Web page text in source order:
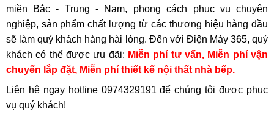
miền Bắc - Trung - Nam, phong cách phục vụ chuyên
nghiệp, sản phẩm chất lượng từ các thương hiệu hàng đầu
sẽ làm quý khách hàng hài lòng. Đến với Điện Máy 365, quý
khách có thể được ưu đãi: Miễn phí tư vấn, Miễn phí vận
chuyển lắp đặt, Miễn phí thiết kế nội thất nhà bếp.
Liên hệ ngay hotline 0974329191 để chúng tôi được phục
vụ quý khách!